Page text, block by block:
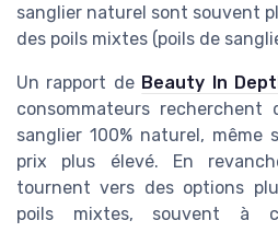
sanglier naturel sont souvent
des poils mixtes (poils de
Un rapport de Beauty In
consommateurs recherchent
sanglier 100% naturel, même
prix plus élevé. En
tournent vers des options
poils mixtes, souvent à